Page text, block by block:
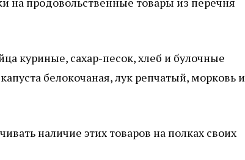
куриные, сахар-песок, хлеб и булочные
белокочаная, лук репчатый, морковь и
наличие этих товаров на полках своих